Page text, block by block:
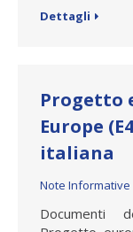
Dettagli
Progetto
Europe
italiana
Note Informative
Documenti